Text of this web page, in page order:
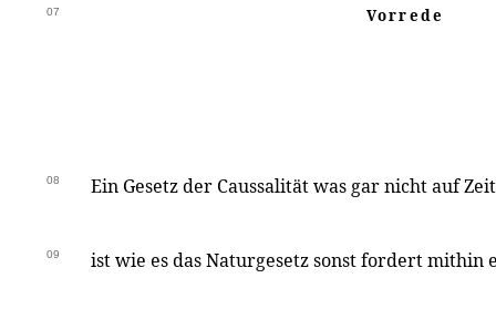
07 Vorrede
08 Ein Gesetz der Caussalität was gar nicht auf
09 ist wie es das Naturgesetz sonst fordert mithin